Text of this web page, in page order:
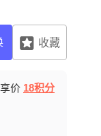
收藏
价 18积分